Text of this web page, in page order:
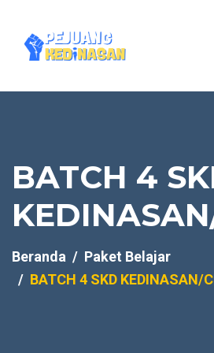
BATCH 4
Beranda
Paket Belajar
BATCH 4 SKD KEDINASAN/